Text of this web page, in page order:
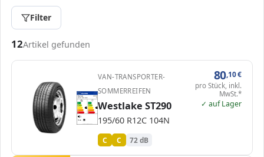
Filter
Passende Reifen in 195/60 R12
12Artikel gefunden
ENERG 1697521
Westlake WE7186
195/60 R12C 104N C2
A
B
C C
D
E
A
B
C C
D
E
72 dB
VAN-TRANSPORTER-
SOMMERREIFEN
Westlake ST290
195/60 R12C 104N
C C 72 dB
80 ,10€
pro Stück, inkl.
MwSt.*
✓ auf Lager